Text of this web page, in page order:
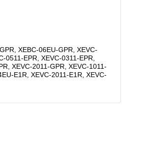
XEBC-06EU-GPR, XEVC-
0511-EPR, XEVC-0311-EPR,
XEVC-2011-GPR, XEVC-1011-
E1R, XEVC-2011-E1R, XEVC-